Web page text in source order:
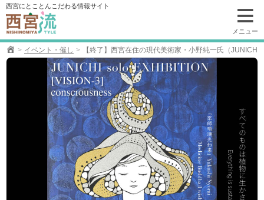
コ
ン
テ
ン
ツ
西宮にとことんこだわる情報サイト
メニュー
イベント・催し 【終了】西宮在住の現代美術家・小野純一氏（